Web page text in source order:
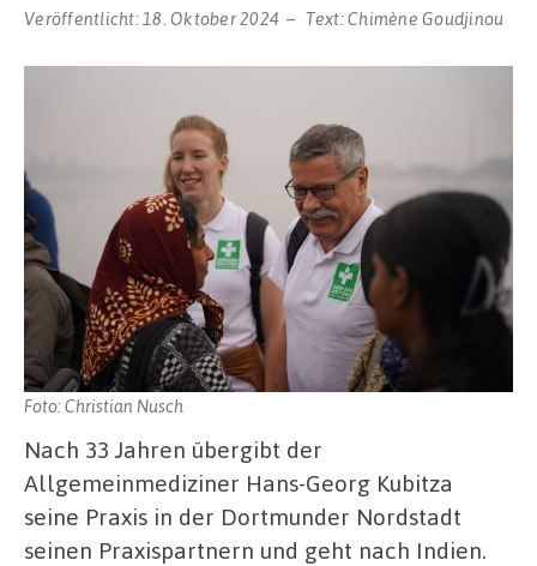
Veröffentlicht: 18. Oktober 2024 Text:Chimène Goudjinou
Foto: Christian Nusch
Nach 33 Jahren übergibt der
Allgemeinmediziner Hans-Georg Kubitza
seine Praxis in der Dortmunder Nordstadt
seinen Praxispartnern und geht nach Indien.